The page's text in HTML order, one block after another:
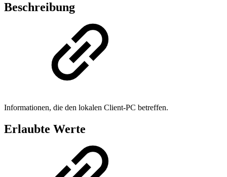
Beschreibung
Informationen, die den lokalen Client-PC betreffen.
Erlaubte Werte